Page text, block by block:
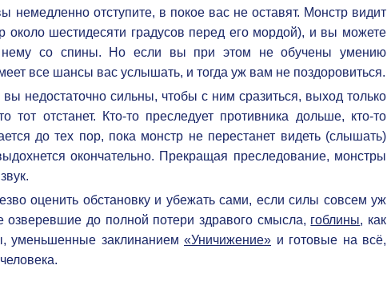
отступите, в покое вас не оставят. Монстр видит
около шестидесяти градусов перед его мордой), и вы можете
нему со спины. Но если вы при этом не обучены умению
все шансы вас услышать, и тогда уж вам не поздоровиться.
недостаточно сильны, чтобы с ним сразиться, выход только
отстанет. Кто-то преследует противника дольше, кто-то
до тех пор, пока монстр не перестанет видеть (слышать)
окончательно. Прекращая преследование, монстры
оценить обстановку и убежать сами, если силы совсем уж
до полной потери здравого смысла, гоблины, как
уменьшенные заклинанием «Уничижение» и готовые на всё,